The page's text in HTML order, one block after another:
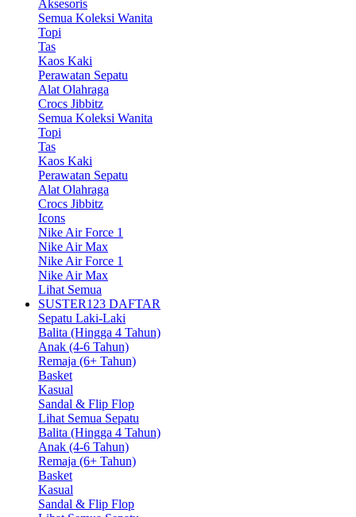
Aksesoris
Semua Koleksi Wanita
Topi
Tas
Kaos Kaki
Perawatan Sepatu
Alat Olahraga
Crocs Jibbitz
Semua Koleksi Wanita
Topi
Tas
Kaos Kaki
Perawatan Sepatu
Alat Olahraga
Crocs Jibbitz
Icons
Nike Air Force 1
Nike Air Max
Nike Air Force 1
Nike Air Max
Lihat Semua
SUSTER123 DAFTAR
Sepatu Laki-Laki
Balita (Hingga 4 Tahun)
Anak (4-6 Tahun)
Remaja (6+ Tahun)
Basket
Kasual
Sandal & Flip Flop
Lihat Semua Sepatu
Balita (Hingga 4 Tahun)
Anak (4-6 Tahun)
Remaja (6+ Tahun)
Basket
Kasual
Sandal & Flip Flop